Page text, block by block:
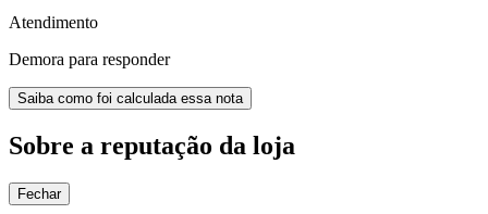
Atendimento
Demora para responder
Saiba como foi calculada essa nota
Sobre a reputação da loja
Fechar